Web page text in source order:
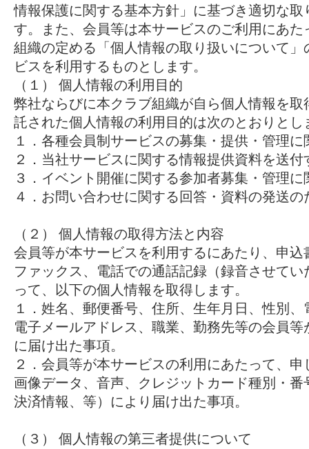
情報保護に関する基本方針」に基づき適切な
す。また、会員等は本サービスのご利用にあ
組織の定める「個人情報の取り扱いについて
ビスを利用するものとします。
（１） 個人情報の利用目的
弊社ならびに本クラブ組織が自ら個人情報を
託された個人情報の利用目的は次のとおりとし
１．各種会員制サービスの募集・提供・管理に
２．当社サービスに関する情報提供資料を送付
３．イベント開催に関する参加者募集・管理
４．お問い合わせに関する回答・資料の発送の
（２） 個人情報の取得方法と内容
会員等が本サービスを利用するにあたり、申
ファックス、電話での通話記録（録音させて
って、以下の個人情報を取得します。
１．姓名、郵便番号、住所、生年月日、性別
電子メールアドレス、職業、勤務先等の会員
に届け出た事項。
２．会員等が本サービスの利用にあたって、
画像データ、音声、クレジットカード種別・
決済情報、等）により届け出た事項。
（３） 個人情報の第三者提供について